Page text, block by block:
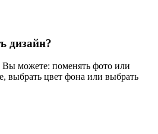
дизайн?
Вы можете: поменять фото или
выбрать цвет фона или выбрать